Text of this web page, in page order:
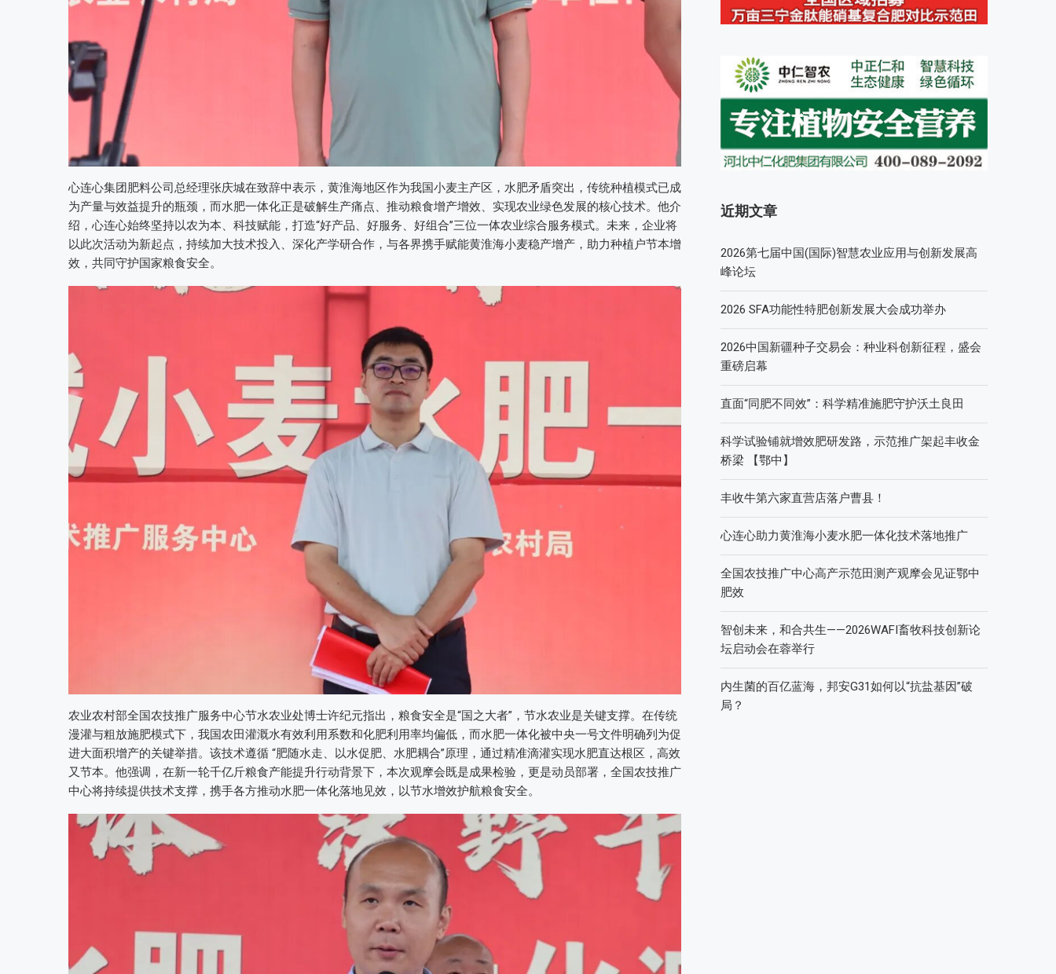
心连心集团肥料公司总经理张庆城在致辞中表示，黄淮海地区作为我国小麦主产区，水肥矛盾突出，传统种植模式已成
为产量与效益提升的瓶颈，而水肥一体化正是破解生产痛点、推动粮食增产增效、实现农业绿色发展的核心技术。他介
绍，心连心始终坚持以农为本、科技赋能，打造“好产品、好服务、好组合”三位一体农业综合服务模式。未来，企业将
以此次活动为新起点，持续加大技术投入、深化产学研合作，与各界携手赋能黄淮海小麦稳产增产，助力种植户节本增
效，共同守护国家粮食安全。
农业农村部全国农技推广服务中心节水农业处博士许纪元指出，粮食安全是“国之大者”，节水农业是关键支撑。在传统
漫灌与粗放施肥模式下，我国农田灌溉水有效利用系数和化肥利用率均偏低，而水肥一体化被中央一号文件明确列为促
进大面积增产的关键举措。该技术遵循 “肥随水走、以水促肥、水肥耦合”原理，通过精准滴灌实现水肥直达根区，高效
又节本。他强调，在新一轮千亿斤粮食产能提升行动背景下，本次观摩会既是成果检验，更是动员部署，全国农技推广
中心将持续提供技术支撑，携手各方推动水肥一体化落地见效，以节水增效护航粮食安全。
近期文章
2026第七届中国(国际)智慧农业应用与创新发展高
峰论坛
2026 SFA功能性特肥创新发展大会成功举办
2026中国新疆种子交易会：种业科创新征程，盛会
重磅启幕
直面“同肥不同效”：科学精准施肥守护沃土良田
科学试验铺就增效肥研发路，示范推广架起丰收金
桥梁 【鄂中】
丰收牛第六家直营店落户曹县！
心连心助力黄淮海小麦水肥一体化技术落地推广
全国农技推广中心高产示范田测产观摩会见证鄂中
肥效
智创未来，和合共生——2026WAFI畜牧科技创新论
坛启动会在蓉举行
内生菌的百亿蓝海，邦安G31如何以“抗盐基因”破
局？